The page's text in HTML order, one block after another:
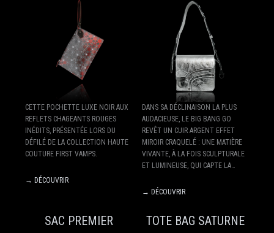
CETTE POCHETTE LUXE NOIR AUX
REFLETS CHAGEANTS ROUGES
INÉDITS, PRÉSENTÉE LORS DU
DÉFILÉ DE LA COLLECTION HAUTE
COUTURE FIRST VAMPS.
→ DÉCOUVRIR
DANS SA DÉCLINAISON LA PLUS
AUDACIEUSE, LE BIG BANG GO
REVÊT UN CUIR ARGENT EFFET
MIROIR CRAQUELÉ : UNE MATIÈRE
VIVANTE, À LA FOIS SCULPTURALE
ET LUMINEUSE, QUI CAPTE LA…
→ DÉCOUVRIR
SAC PREMIER
TOTE BAG SATURNE